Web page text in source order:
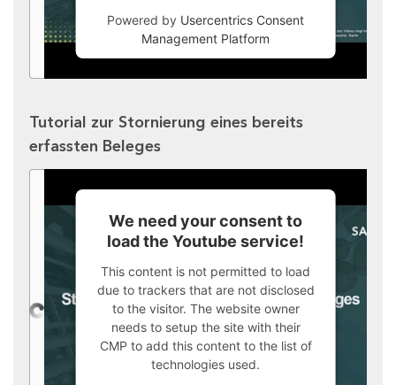
Powered by Usercentrics Consent
Management Platform
Tutorial zur Stornierung eines bereits
erfassten Beleges
We need your consent to
load the Youtube service!
This content is not permitted to load
due to trackers that are not disclosed
to the visitor. The website owner
needs to setup the site with their
CMP to add this content to the list of
technologies used.